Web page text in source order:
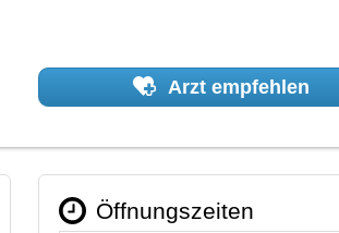
Arzt empfehlen
Öffnungszeiten